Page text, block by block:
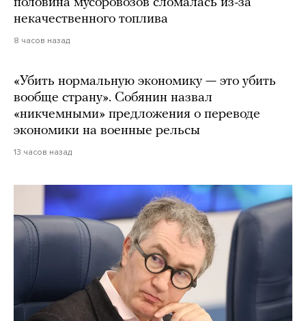
половина мусоровозов сломалась из-за
некачественного топлива
8 часов назад
«Убить нормальную экономику — это убить
вообще страну». Собянин назвал
«никчемными» предложения о переводе
экономики на военные рельсы
13 часов назад